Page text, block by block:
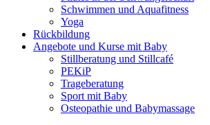
Schwimmen und Aquafitness
Yoga
Rückbildung
Angebote und Kurse mit Baby
Stillberatung und Stillcafé
PEKiP
Trageberatung
Sport mit Baby
Osteopathie und Babymassage